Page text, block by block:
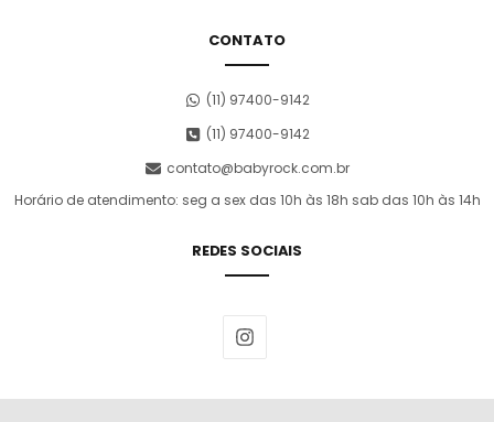
CONTATO
(11) 97400-9142
(11) 97400-9142
contato@babyrock.com.br
Horário de atendimento: seg a sex das 10h às 18h sab das 10h às 14h
REDES SOCIAIS